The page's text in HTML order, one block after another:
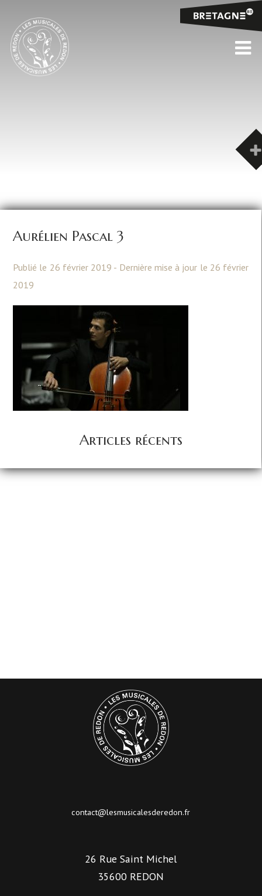
Aurélien Pascal 3
Publié le 26 février 2019 - Dernière mise à jour le 26 février
2019
Articles récents
contact@lesmusicalesderedon.fr
26 Rue Saint Michel
35600 REDON